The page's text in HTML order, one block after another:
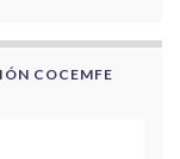
COCEMFE